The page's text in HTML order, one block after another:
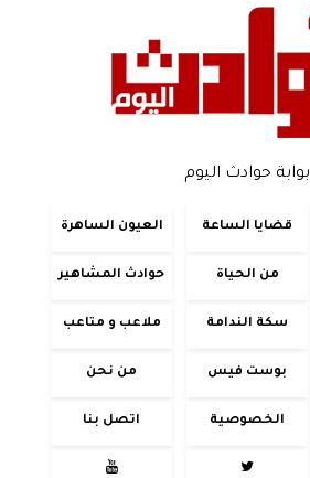
بوابة حوادث اليوم
قضايا الساعة العيون الساهرة
من الحياة حوادث المشاهير
سكة الندامة ملاعب و متاعب
بوست فيس من نحن
الخصوصية اتصل بنا

